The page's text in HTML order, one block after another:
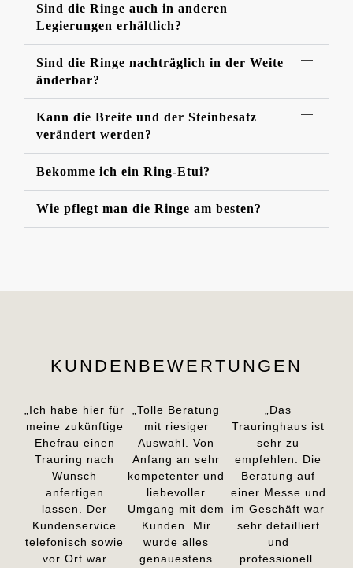
Sind die Ringe auch in anderen
Legierungen erhältlich?
Sind die Ringe nachträglich in der Weite
änderbar?
Kann die Breite und der Steinbesatz
verändert werden?
Bekomme ich ein Ring-Etui?
Wie pflegt man die Ringe am besten?
KUNDENBEWERTUNGEN
„Ich habe hier für
meine zukünftige
Ehefrau einen
Trauring nach
Wunsch
anfertigen
lassen. Der
Kundenservice
telefonisch sowie
vor Ort war
„Tolle Beratung
mit riesiger
Auswahl. Von
Anfang an sehr
kompetenter und
liebevoller
Umgang mit dem
Kunden. Mir
wurde alles
genauestens
„Das
Trauringhaus ist
sehr zu
empfehlen. Die
Beratung auf
einer Messe und
im Geschäft war
sehr detailliert
und
professionell.